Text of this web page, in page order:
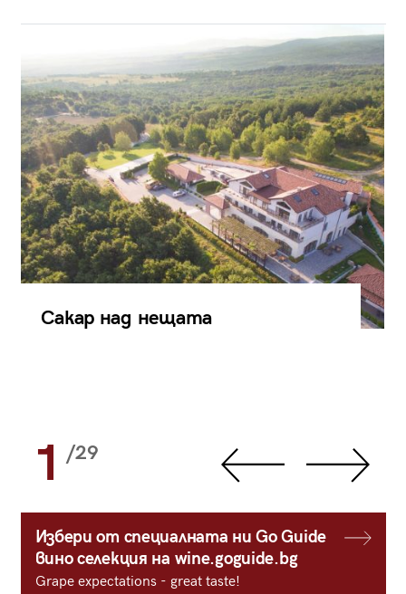
Сакар над нещата
1 /29
Избери от специалната ни Go Guide
вино селекция на wine.goguide.bg
Grape expectations - great taste!